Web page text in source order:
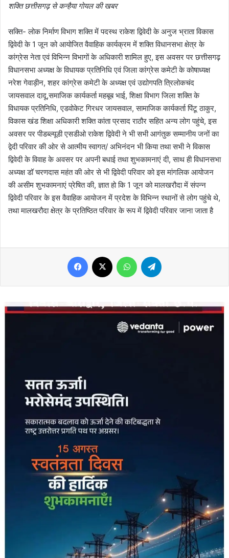
शक्ति छत्तीसगढ़ से कन्हैया गोयल की खबर
सक्ति- लोक निर्माण विभाग शक्ति में पदस्थ राकेश द्विवेदी के अनुज भ्राता विकास
द्विवेदी के 1 जून को आयोजित वैवाहिक कार्यक्रम में शक्ति विधानसभा क्षेत्र के
कांग्रेस नेता एवं विभिन्न विभागों के अधिकारी शामिल हुए, इस अवसर पर छत्तीसगढ़
विधानसभा अध्यक्ष के विधायक प्रतिनिधि एवं जिला कांग्रेस कमेटी के कोषाध्यक्ष
नरेश गेवाड़ीन, शहर कांग्रेस कमेटी के अध्यक्ष एवं उद्योगपति त्रिलोकचंद
जायसवाल दादू,समाजिक कार्यकर्ता महबूब भाई, शिक्षा विभाग जिला शक्ति के
विधायक प्रतिनिधि, एडवोकेट गिरधर जायसवाल, सामाजिक कार्यकर्ता पिंटू ठाकुर,
विकास खंड शिक्षा अधिकारी शक्ति कांता प्रसाद राठौर सहित अन्य लोग पहुंचे, इस
अवसर पर पीडब्ल्यूडी एसडीओ राकेश द्विवेदी ने भी सभी आगंतुक सम्मानीय जनों का
द्वेदी परिवार की ओर से आत्मीय स्वागत/ अभिनंदन भी किया तथा सभी ने विकास
द्विवेदी के विवाह के अवसर पर अपनी बधाई तथा शुभकामनाएं दी, साथ ही विधानसभा
अध्यक्ष डॉ चरणदास महंत की ओर से भी द्विवेदी परिवार को इस मांगलिक आयोजन
की असीम शुभकामनाएं प्रेषित की, ज्ञात हो कि 1 जून को मालखरौदा में संपन्न
द्विवेदी परिवार के इस वैवाहिक आयोजन में प्रदेश के विभिन्न स्थानों से लोग पहुंचे थे,
तथा मालखरौदा क्षेत्र के प्रतिष्ठित परिवार के रूप में द्विवेदी परिवार जाना जाता है
Facebook WhatsApp